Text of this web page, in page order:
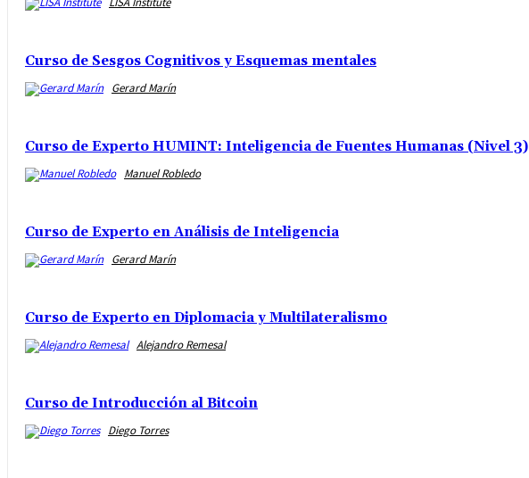
Curso de Sesgos Cognitivos y Esquemas mentales
Gerard Marín
Curso de Experto HUMINT: Inteligencia de Fuentes Humanas (Nivel 3)
Manuel Robledo
Curso de Experto en Análisis de Inteligencia
Gerard Marín
Curso de Experto en Diplomacia y Multilateralismo
Alejandro Remesal
Curso de Introducción al Bitcoin
Diego Torres